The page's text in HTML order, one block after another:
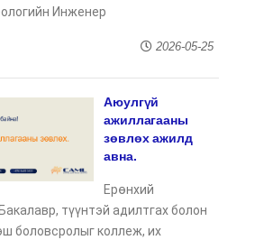
Инженер
2026-05-25
Аюулгүй
ажиллагааны
зөвлөх ажилд
авна.
Ерөнхий
түүнтэй адилтгах болон
боловсролыг коллеж, их